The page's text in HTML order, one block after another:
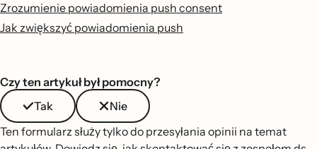
Zrozumienie powiadomienia push consent
Jak zwiększyć powiadomienia push
Czy ten artykuł był pomocny?
Tak
Nie
Ten formularz służy tylko do przesyłania opinii na temat